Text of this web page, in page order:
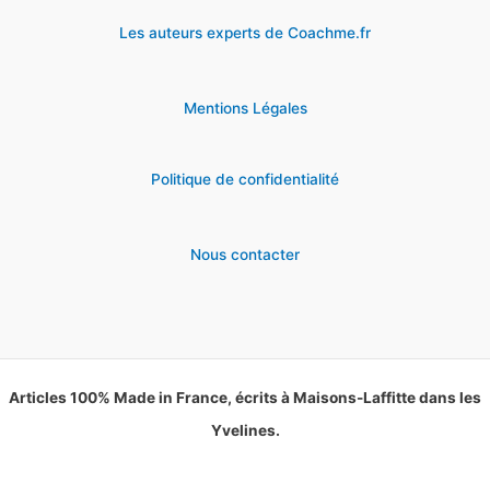
Les auteurs experts de Coachme.fr
Mentions Légales
Politique de confidentialité
Nous contacter
Articles 100% Made in France, écrits à Maisons-Laffitte dans les
Yvelines.